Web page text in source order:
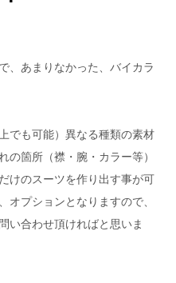
、あまりなかった、バイカラ
でも可能）異なる種類の素材
の箇所（襟・腕・カラー等）
けのスーツを作り出す事が可
オプションとなりますので、
い合わせ頂ければと思いま